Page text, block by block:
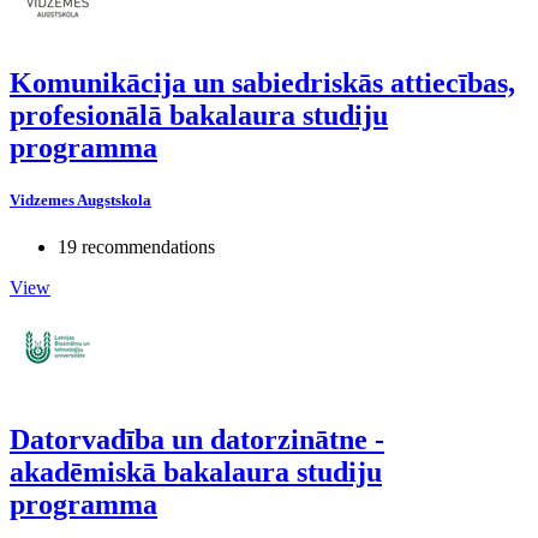
Komunikācija un sabiedriskās attiecības,
profesionālā bakalaura studiju
programma
Vidzemes Augstskola
19 recommendations
View
Datorvadība un datorzinātne -
akadēmiskā bakalaura studiju
programma